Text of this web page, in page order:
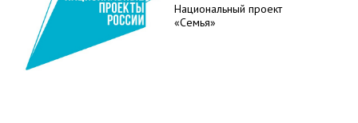
Национальный проект
«Семья»